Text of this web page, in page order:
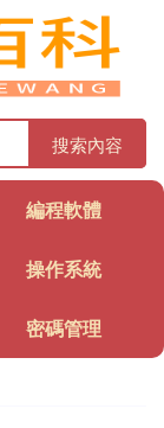
搜索內容
編程軟體
操作系統
密碼管理